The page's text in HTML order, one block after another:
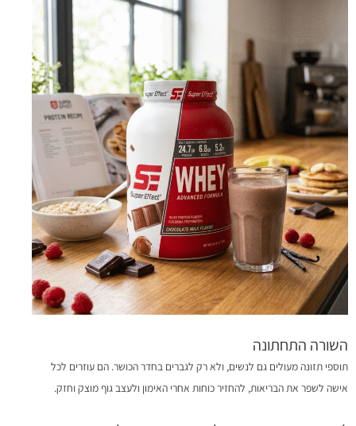
השורה התחתונה
תוספי תזונה מעולים גם לנשים, ולא רק לגברים בחדר הכושר. הם עוזרים לכל
אישה לשפר את הבריאות, להחזיר כוחות אחרי האימון ולעצב גוף מוצק וחזק.